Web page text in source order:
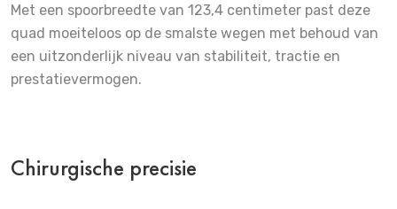
Met een spoorbreedte van 123,4 centimeter past deze
quad moeiteloos op de smalste wegen met behoud van
een uitzonderlijk niveau van stabiliteit, tractie en
prestatievermogen.
Chirurgische precisie